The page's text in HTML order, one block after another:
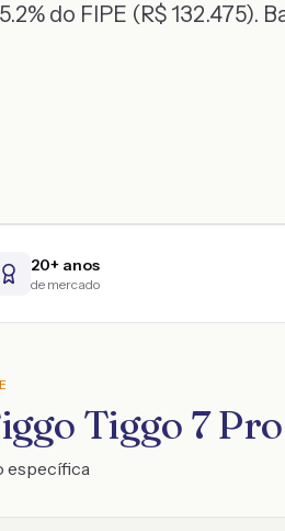
do FIPE (R$ 132.475).
20+ anos
de mercado
Tiggo 7
específica